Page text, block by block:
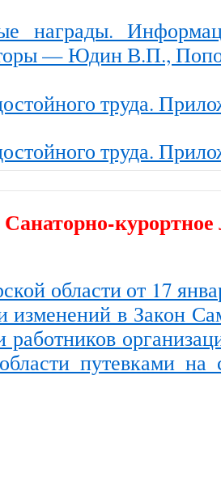
награды.
— Юдин В.П.,
труда.
труда.
Санаторно-курортное
области от 17
изменений в Закон
работников
путевками на